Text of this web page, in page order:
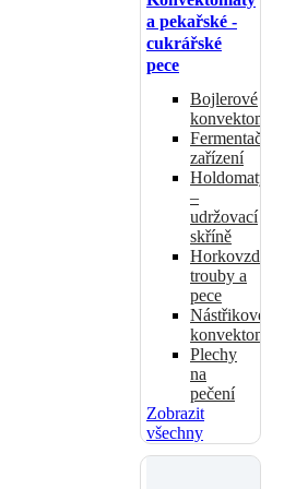
a pekařské -
cukrářské
pece
Bojlerové
konvektomaty
Fermentační
zařízení
Holdomaty
–
udržovací
skříně
Horkovzdušné
trouby a
pece
Nástřikové
konvektomaty
Plechy
na
pečení
Zobrazit
všechny